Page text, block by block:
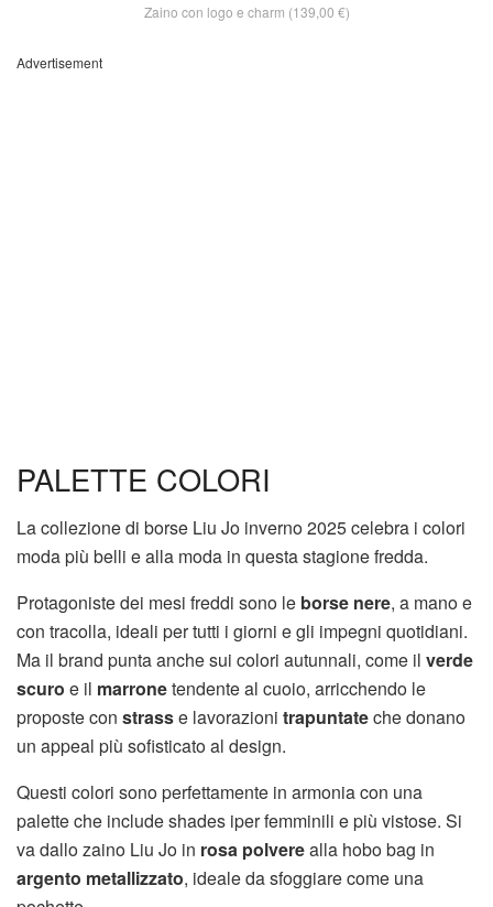
Zaino con logo e charm (139,00 €)
Advertisement
PALETTE COLORI
La collezione di borse Liu Jo inverno 2025 celebra i colori
moda più belli e alla moda in questa stagione fredda.
Protagoniste dei mesi freddi sono le borse nere, a mano e
con tracolla, ideali per tutti i giorni e gli impegni quotidiani.
Ma il brand punta anche sui colori autunnali, come il verde
scuro e il marronetendente al cuoio, arricchendo le
proposte con strasse lavorazioni trapuntateche donano
un appeal più sofisticato al design.
Questi colori sono perfettamente in armonia con una
palette che include shades iper femminili e più vistose. Si
va dallo zaino Liu Jo in rosa polverealla hobo bag in
argento metallizzato, ideale da sfoggiare come una